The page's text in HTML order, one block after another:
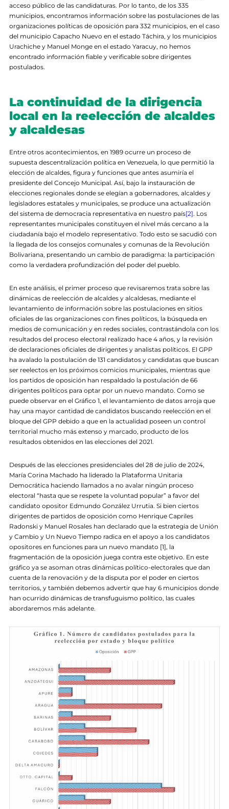
acceso público de las candidaturas. Por lo tanto, de los 335
municipios, encontramos información sobre las postulaciones de las
organizaciones políticas de oposición para 332 municipios, en el caso
del municipio Capacho Nuevo en el estado Táchira, y los municipios
Urachiche y Manuel Monge en el estado Yaracuy, no hemos
encontrado información fiable y verificable sobre dirigentes
postulados.
La continuidad de la dirigencia
local en la reelección de alcaldes
y alcaldesas
Entre otros acontecimientos, en 1989 ocurre un proceso de
supuesta descentralización política en Venezuela, lo que permitió la
elección de alcaldes, figura y funciones que antes asumiría el
presidente del Concejo Municipal. Así, bajo la instauración de
elecciones regionales donde se elegían a gobernadores, alcaldes y
legisladores estatales y municipales, se produce una actualización
del sistema de democracia representativa en nuestro país[2]. Los
representantes municipales constituyen el nivel más cercano a la
ciudadanía bajo el modelo representativo. Todo esto se sacudió con
la llegada de los consejos comunales y comunas de la Revolución
Bolivariana, presentando un cambio de paradigma: la participación
como la verdadera profundización del poder del pueblo.
En este análisis, el primer proceso que revisaremos trata sobre las
dinámicas de reelección de alcaldes y alcaldesas, mediante el
levantamiento de información sobre las postulaciones en sitios
oficiales de las organizaciones con fines políticos, la búsqueda en
medios de comunicación y en redes sociales, contrastándola con los
resultados del proceso electoral realizado hace 4 años, y la revisión
de declaraciones oficiales de dirigentes y analistas políticos. El GPP
ha avalado la postulación de 131 candidatos y candidatas que buscan
ser reelectos en los próximos comicios municipales, mientras que
los partidos de oposición han respaldado la postulación de 66
dirigentes políticos para optar por un nuevo mandato. Como se
puede observar en el Gráfico 1, el levantamiento de datos arroja que
hay una mayor cantidad de candidatos buscando reelección en el
bloque del GPP debido a que en la actualidad poseen un control
territorial mucho más extenso y marcado, producto de los
resultados obtenidos en las elecciones del 2021.
Después de las elecciones presidenciales del 28 de julio de 2024,
María Corina Machado ha liderado la Plataforma Unitaria
Democrática haciendo llamados a no avalar ningún proceso
electoral “hasta que se respete la voluntad popular” a favor del
candidato opositor Edmundo González Urrutia. Si bien ciertos
dirigentes de partidos de oposición como Henrique Capriles
Radonski y Manuel Rosales han declarado que la estrategia de Unión
y Cambio y Un Nuevo Tiempo radica en el apoyo a los candidatos
opositores en funciones para un nuevo mandato [1], la
fragmentación de la oposición juega contra este objetivo. En este
gráfico ya se asoman otras dinámicas político-electorales que dan
cuenta de la renovación y de la disputa por el poder en ciertos
territorios, y también debemos advertir que hay 6 municipios donde
han ocurrido dinámicas de transfuguismo político, las cuales
abordaremos más adelante.